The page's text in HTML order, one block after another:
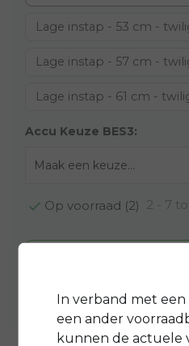
Lage instap - 53 cm -
Lage instap - 57 cm -
Lage instap - 61 cm -
Accu Keuze BES3:
Op voorraad (2) 2 - 7
Aan
In verband met een
een ander
kunnen de actuele